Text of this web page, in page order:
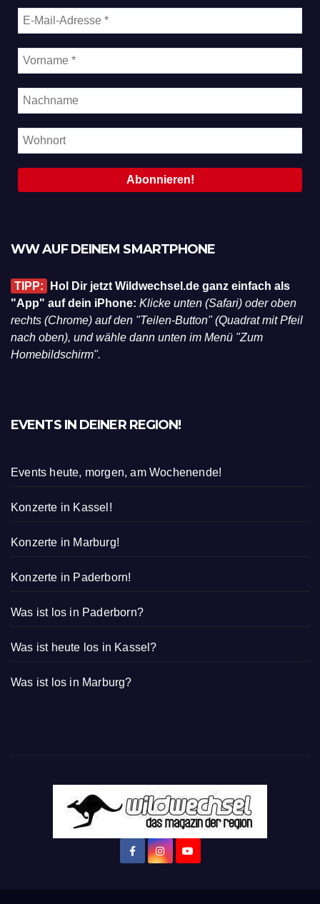
WW AUF DEINEM SMARTPHONE
TIPP:
Hol Dir jetzt Wildwechsel.de ganz einfach als
"App" auf dein iPhone: Klicke unten (Safari) oder oben
rechts (Chrome) auf den "Teilen-Button" (Quadrat mit Pfeil
nach oben), und wähle dann unten im Menü "Zum
Homebildschirm".
EVENTS IN DEINER REGION!
Events heute, morgen, am Wochenende!
Konzerte in Kassel!
Konzerte in Marburg!
Konzerte in Paderborn!
Was ist los in Paderborn?
Was ist heute los in Kassel?
Was ist los in Marburg?